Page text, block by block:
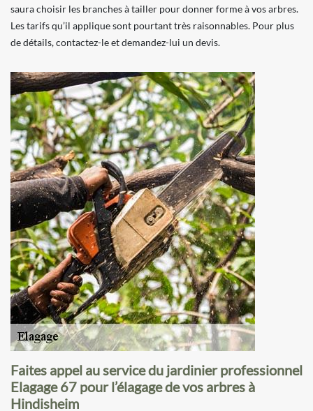
saura choisir les branches à tailler pour donner forme à vos arbres.
Les tarifs qu’il applique sont pourtant très raisonnables. Pour plus
de détails, contactez-le et demandez-lui un devis.
Faites appel au service du jardinier professionnel
Elagage 67 pour l’élagage de vos arbres à
Hindisheim